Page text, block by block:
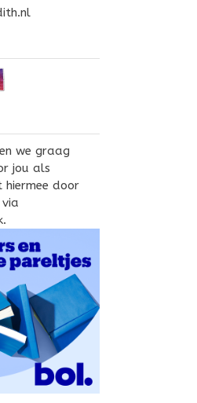
we graag
jou als
hiermee door